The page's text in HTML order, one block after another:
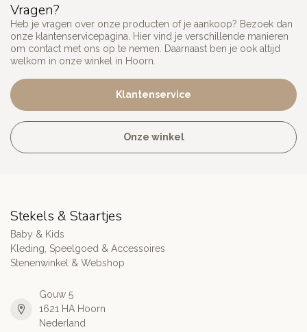
Vragen?
Heb je vragen over onze producten of je aankoop? Bezoek dan
onze klantenservicepagina. Hier vind je verschillende manieren
om contact met ons op te nemen. Daarnaast ben je ook altijd
welkom in onze winkel in Hoorn.
Klantenservice
Onze winkel
Stekels & Staartjes
Baby & Kids
Kleding, Speelgoed & Accessoires
Stenenwinkel & Webshop
Gouw 5
1621 HA Hoorn
Nederland